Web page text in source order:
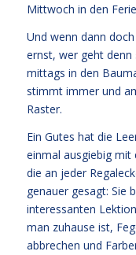
Mittwoch in den
Und wenn dann
ernst, wer geht
mittags in den
stimmt immer und
Raster.
Ein Gutes hat die
einmal ausgiebig mit
die an jeder
genauer gesagt: Sie
interessanten
man zuhause ist,
abbrechen und